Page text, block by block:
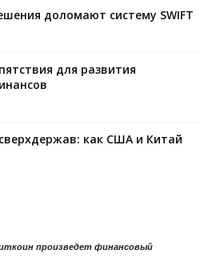
доломают систему SWIFT
для развития
как США и Китай
произведет финансовый